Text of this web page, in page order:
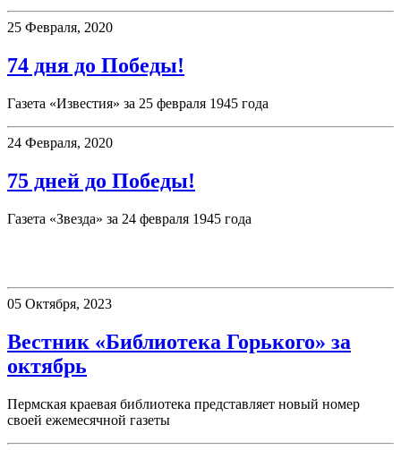
25 Февраля, 2020
74 дня до Победы!
Газета «Известия» за 25 февраля 1945 года
24 Февраля, 2020
75 дней до Победы!
Газета «Звезда» за 24 февраля 1945 года
05 Октября, 2023
Вестник «Библиотека Горького» за
октябрь
Пермская краевая библиотека представляет новый номер
своей ежемесячной газеты